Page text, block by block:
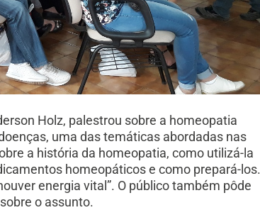
Holz, palestrou sobre a homeopatia
uma das temáticas abordadas nas
a história da homeopatia, como utilizá-la
homeopáticos e como prepará-los.
energia vital”. O público também pôde
o assunto.